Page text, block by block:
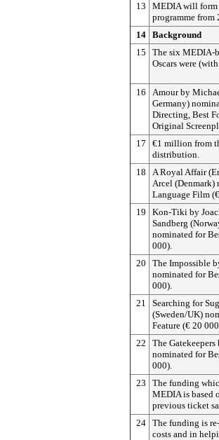
13
MEDIA will form
programme from
14 Background
15
The six MEDIA-
Oscars were
16
Amour by
Germany)
Directing, Best
Original
17
€1 million from
distribution.
18
A Royal Affair
Arcel (Denmark)
Language Film
19
Kon-Tiki by
Sandberg
nominated for
000).
20
The Impossible
nominated for
000).
21
Searching for
(Sweden/UK)
Feature (€ 20
22
The
nominated for
000).
23
The funding
MEDIA is based
previous ticket
24 The funding is
costs and in